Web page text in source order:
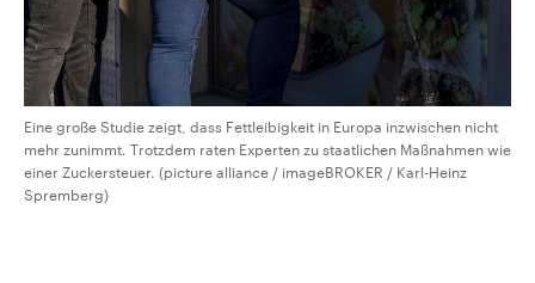
Eine große Studie zeigt, dass Fettleibigkeit in Europa inzwischen nicht
mehr zunimmt. Trotzdem raten Experten zu staatlichen Maßnahmen wie
einer Zuckersteuer. (picture alliance / imageBROKER / Karl-Heinz
Spremberg)